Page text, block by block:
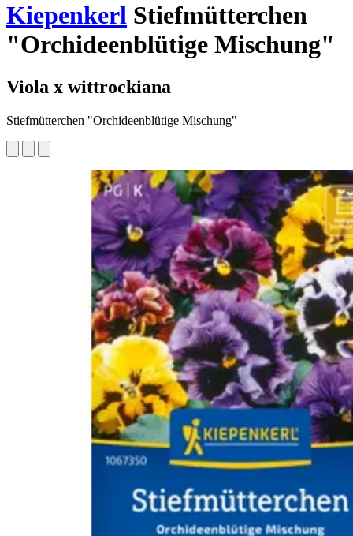
Kiepenkerl Stiefmütterchen
"Orchideenblütige Mischung"
Viola x wittrockiana
Stiefmütterchen "Orchideenblütige Mischung"